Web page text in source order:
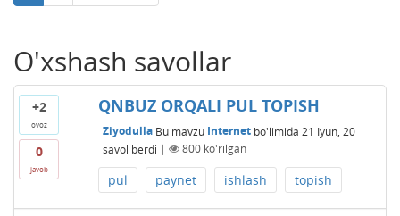
O'xshash savollar
+2
ovoz
0
javob
QNBUZ ORQALI PUL TOPISH
Ziyodulla Bu mavzu Internetbo'limida 21 Iyun, 20
savol berdi | 800ko'rilgan
pul paynet ishlash topish